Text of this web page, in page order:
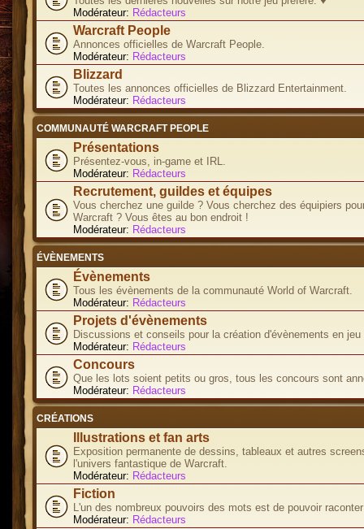
Modérateur: Rédacteurs
Warcraft People
Annonces officielles de Warcraft People.
Modérateur: Rédacteurs
Blizzard
Toutes les annonces officielles de Blizzard Entertainment.
Modérateur: Rédacteurs
COMMUNAUTÉ WARCRAFT PEOPLE
Présentations
Présentez-vous, in-game et IRL.
Modérateur: Rédacteurs
Recrutement, guildes et équipes
Vous cherchez une guilde ? Vous cherchez des équipiers
Warcraft ? Vous êtes au bon endroit !
Modérateur: Rédacteurs
ÉVÈNEMENTS
Évènements
Tous les évènements de la communauté World of Warcraft.
Modérateur: Rédacteurs
Projets d'évènements
Discussions et conseils pour la création d'évènements en jeu
Modérateur: Rédacteurs
Concours
Que les lots soient petits ou gros, tous les concours sont
Modérateur: Rédacteurs
CRÉATIONS
Illustrations et fan arts
Exposition permanente de dessins, tableaux et autres
l'univers fantastique de Warcraft.
Modérateur: Rédacteurs
Fiction
L'un des nombreux pouvoirs des mots est de pouvoir
Modérateur: Rédacteurs